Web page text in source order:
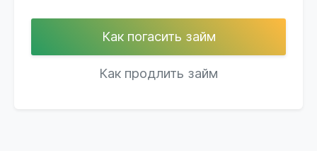
Как погасить займ
Как продлить займ